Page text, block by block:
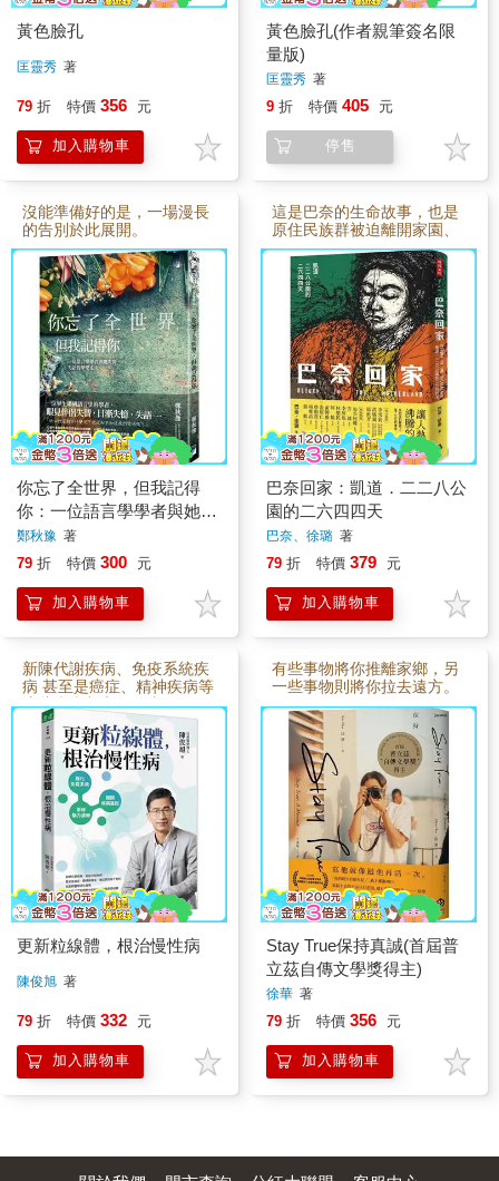
黃色臉孔
匡靈秀 著
79 折 特價 356 元
加入購物車
黃色臉孔(作者親筆簽名限
量版)
匡靈秀 著
9 折 特價 405 元
停售
沒能準備好的是，一場漫長
的告別於此展開。
你忘了全世界，但我記得
你：一位語言學學者與她失
智、失語的摯愛丈夫
鄭秋豫 著
79 折 特價 300 元
加入購物車
這是巴奈的生命故事，也是
原住民族群被迫離開家園、
失去土地的歷史
巴奈回家：凱道．二二八公
園的二六四四天
巴奈、徐璐 著
79 折 特價 379 元
加入購物車
新陳代謝疾病、免疫系統疾
病 甚至是癌症、精神疾病等
這些疾病都和細胞中的粒線
體受損息息相關
更新粒線體，根治慢性病
陳俊旭 著
79 折 特價 332 元
加入購物車
有些事物將你推離家鄉，另
一些事物則將你拉去遠方。
Stay True保持真誠(首屆普
立茲自傳文學獎得主)
徐華 著
79 折 特價 356 元
加入購物車